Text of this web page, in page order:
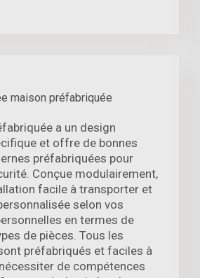
maison préfabriquée
a un design
et offre de bonnes
préfabriquées pour
Conçue modulairement,
facile à transporter et
selon vos
en termes de
de pièces. Tous les
préfabriqués et faciles à
de compétences